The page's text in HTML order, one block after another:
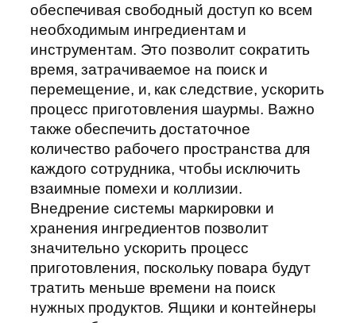
обеспечивая свободный доступ ко всем
необходимым ингредиентам и
инструментам. Это позволит сократить
время, затрачиваемое на поиск и
перемещение, и, как следствие, ускорить
процесс приготовления шаурмы. Важно
также обеспечить достаточное
количество рабочего пространства для
каждого сотрудника, чтобы исключить
взаимные помехи и коллизии.
Внедрение системы маркировки и
хранения ингредиентов позволит
значительно ускорить процесс
приготовления, поскольку повара будут
тратить меньше времени на поиск
нужных продуктов. Ящики и контейнеры